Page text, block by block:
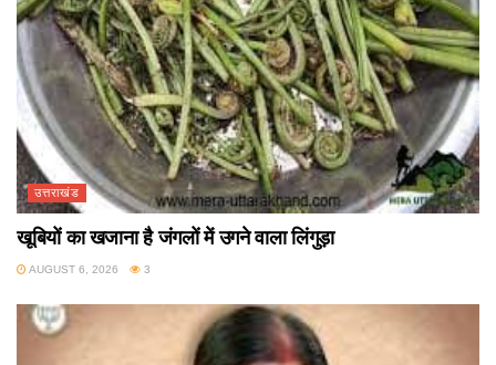
उत्तराखंड
खूबियों का खजाना है जंगलों में उगने वाला लिंगुड़ा
AUGUST 6, 2026 3